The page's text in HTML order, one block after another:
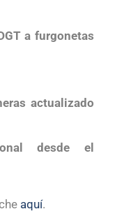
a furgonetas
actualizado
desde el
aquí.